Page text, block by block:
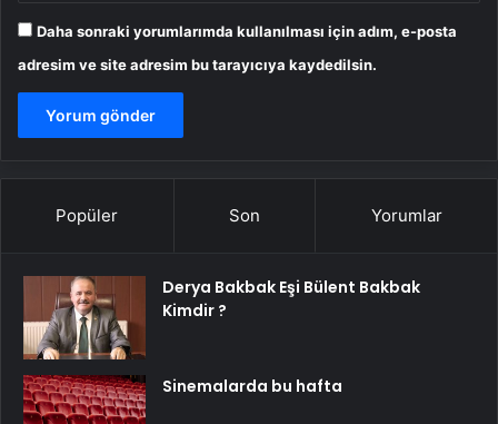
Daha sonraki yorumlarımda kullanılması için adım, e-posta
adresim ve site adresim bu tarayıcıya kaydedilsin.
Popüler Son Yorumlar
Derya Bakbak Eşi Bülent Bakbak
Kimdir ?
Sinemalarda bu hafta